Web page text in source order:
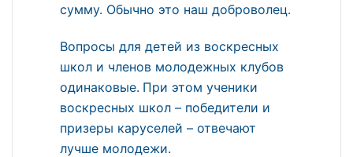
сумму. Обычно это наш доброволец.
Вопросы для детей из воскресных
школ и членов молодежных клубов
одинаковые. При этом ученики
воскресных школ – победители и
призеры каруселей – отвечают
лучше молодежи.